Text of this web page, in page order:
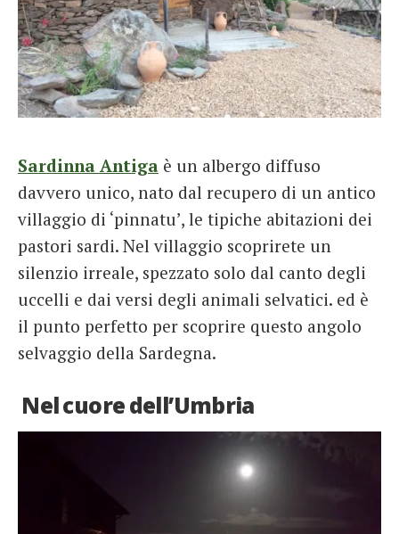
Sardinna Antiga è un albergo diffuso
davvero unico, nato dal recupero di un antico
villaggio di ‘pinnatu’, le tipiche abitazioni dei
pastori sardi. Nel villaggio scoprirete un
silenzio irreale, spezzato solo dal canto degli
uccelli e dai versi degli animali selvatici. ed è
il punto perfetto per scoprire questo angolo
selvaggio della Sardegna.
Nel cuore dell’Umbria